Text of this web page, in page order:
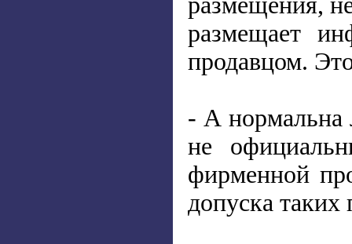
размещает
продавцом.
- А нормальна
не
фирменной
допуска таких